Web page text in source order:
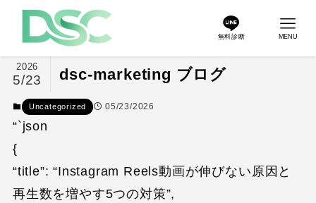
無料診断 MENU
dsc-marketing ブログ
2026
5/23
Uncategorized 05/23/2026
“`json
{
“title”: “Instagram Reels動画が伸びない原因と
再生数を増やす5つの対策”,